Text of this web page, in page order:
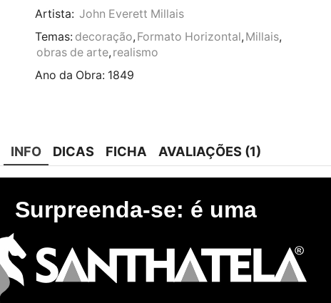
Artista: John Everett Millais
Temas: decoração, Formato Horizontal, Millais,
obras de arte, realismo
Ano da Obra: 1849
INFO DICAS FICHA AVALIAÇÕES (1)
Surpreenda-se: é uma